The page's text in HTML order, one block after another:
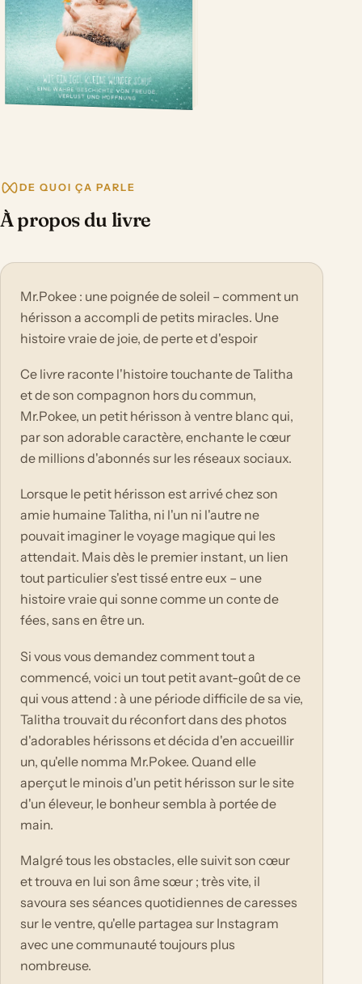
DE QUOI ÇA PARLE
À propos du livre
Mr.Pokee : une poignée de soleil – comment un
hérisson a accompli de petits miracles. Une
histoire vraie de joie, de perte et d'espoir
Ce livre raconte l'histoire touchante de Talitha
et de son compagnon hors du commun,
Mr.Pokee, un petit hérisson à ventre blanc qui,
par son adorable caractère, enchante le cœur
de millions d'abonnés sur les réseaux sociaux.
Lorsque le petit hérisson est arrivé chez son
amie humaine Talitha, ni l'un ni l'autre ne
pouvait imaginer le voyage magique qui les
attendait. Mais dès le premier instant, un lien
tout particulier s'est tissé entre eux – une
histoire vraie qui sonne comme un conte de
fées, sans en être un.
Si vous vous demandez comment tout a
commencé, voici un tout petit avant-goût de ce
qui vous attend : à une période difficile de sa vie,
Talitha trouvait du réconfort dans des photos
d'adorables hérissons et décida d'en accueillir
un, qu'elle nomma Mr.Pokee. Quand elle
aperçut le minois d'un petit hérisson sur le site
d'un éleveur, le bonheur sembla à portée de
main.
Malgré tous les obstacles, elle suivit son cœur
et trouva en lui son âme sœur ; très vite, il
savoura ses séances quotidiennes de caresses
sur le ventre, qu'elle partagea sur Instagram
avec une communauté toujours plus
nombreuse.